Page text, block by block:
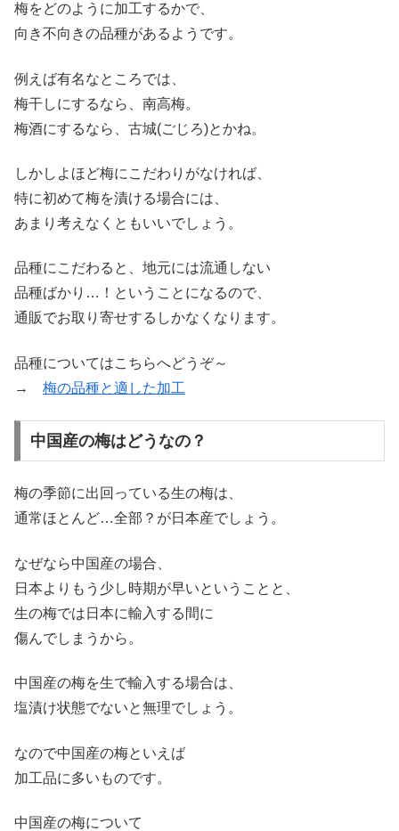
梅をどのように加工するかで、
向き不向きの品種があるようです。
例えば有名なところでは、
梅干しにするなら、南高梅。
梅酒にするなら、古城(ごじろ)とかね。
しかしよほど梅にこだわりがなければ、
特に初めて梅を漬ける場合には、
あまり考えなくともいいでしょう。
品種にこだわると、地元には流通しない
品種ばかり…！ということになるので、
通販でお取り寄せするしかなくなります。
品種についてはこちらへどうぞ～
→ 梅の品種と適した加工
中国産の梅はどうなの？
梅の季節に出回っている生の梅は、
通常ほとんど…全部？が日本産でしょう。
なぜなら中国産の場合、
日本よりもう少し時期が早いということと、
生の梅では日本に輸入する間に
傷んでしまうから。
中国産の梅を生で輸入する場合は、
塩漬け状態でないと無理でしょう。
なので中国産の梅といえば
加工品に多いものです。
中国産の梅について